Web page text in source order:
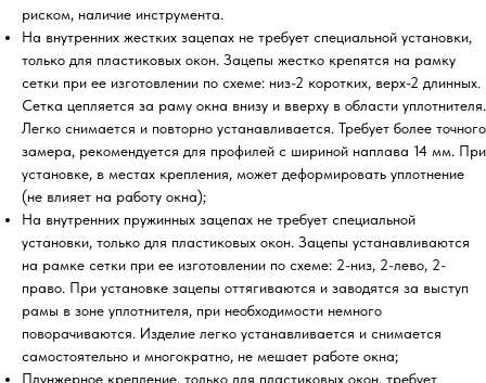
риском, наличие инструмента.
На внутренних жестких зацепах не требует специальной установки,
только для пластиковых окон. Зацепы жестко крепятся на рамку
сетки при ее изготовлении по схеме: низ-2 коротких, верх-2 длинных.
Сетка цепляется за раму окна внизу и вверху в области уплотнителя.
Легко снимается и повторно устанавливается. Требует более точного
замера, рекомендуется для профилей с шириной наплава 14 мм. При
установке, в местах крепления, может деформировать уплотнение
(не влияет на работу окна);
На внутренних пружинных зацепах не требует специальной
установки, только для пластиковых окон. Зацепы устанавливаются
на рамке сетки при ее изготовлении по схеме: 2-низ, 2-лево, 2-
право. При установке зацепы оттягиваются и заводятся за выступ
рамы в зоне уплотнителя, при необходимости немного
поворачиваются. Изделие легко устанавливается и снимается
самостоятельно и многократно, не мешает работе окна;
Плунжерное крепление, только для пластиковых окон, требует